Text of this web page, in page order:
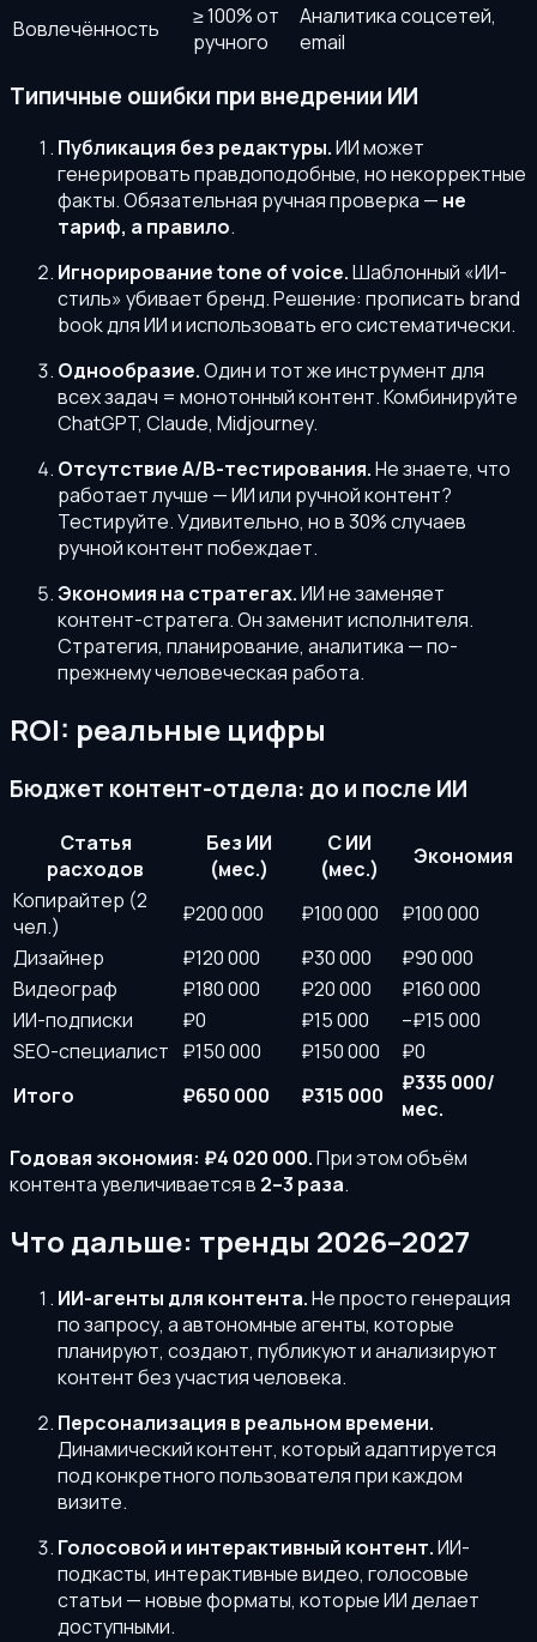
Вовлечённость
≥ 100% от
ручного
Аналитика соцсетей,
email
Типичные ошибки при внедрении ИИ
Публикация без редактуры.ИИ может
генерировать правдоподобные, но некорректные
факты. Обязательная ручная проверка — не
тариф, а правило.
Игнорирование tone of voice.Шаблонный «ИИ-
стиль» убивает бренд. Решение: прописать brand
book для ИИ и использовать его систематически.
Однообразие.Один и тот же инструмент для
всех задач = монотонный контент. Комбинируйте
ChatGPT, Claude, Midjourney.
Отсутствие A/B-тестирования.Не знаете, что
работает лучше — ИИ или ручной контент?
Тестируйте. Удивительно, но в 30% случаев
ручной контент побеждает.
Экономия на стратегах.ИИ не заменяет
контент-стратега. Он заменит исполнителя.
Стратегия, планирование, аналитика — по-
прежнему человеческая работа.
ROI: реальные цифры
Бюджет контент-отдела: до и после ИИ
Статья
расходов
Без ИИ
(мес.)
С ИИ
(мес.)
Экономия
Копирайтер (2
чел.)
₽200 000 ₽100 000
₽100 000
Дизайнер
₽120 000 ₽30 000
₽90 000
Видеограф
₽180 000 ₽20 000
₽160 000
ИИ-подписки
₽0 ₽15 000
–₽15 000
SEO-специалист ₽150 000 ₽150 000
₽0
Итого
₽650 000 ₽315 000
₽335 000/
мес.
Годовая экономия: ₽4 020 000.При этом объём
контента увеличивается в 2–3 раза.
Что дальше: тренды 2026–2027
ИИ-агенты для контента.Не просто генерация
по запросу, а автономные агенты, которые
планируют, создают, публикуют и анализируют
контент без участия человека.
Персонализация в реальном времени.
Динамический контент, который адаптируется
под конкретного пользователя при каждом
визите.
Голосовой и интерактивный контент.ИИ-
подкасты, интерактивные видео, голосовые
статьи — новые форматы, которые ИИ делает
доступными.